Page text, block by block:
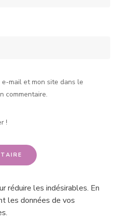
mail et mon site dans le
commentaire.
!
réduire les indésirables. En
les données de vos
.